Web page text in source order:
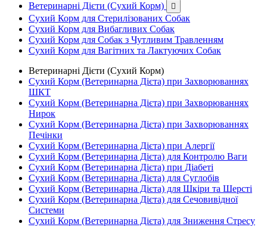
Ветеринарні Дієти (Сухий Корм)

Сухий Корм для Стерилізованих Собак
Сухий Корм для Вибагливих Собак
Сухий Корм для Собак з Чутливим Травленням
Сухий Корм для Вагітних та Лактуючих Собак
Ветеринарні Дієти (Сухий Корм)
Сухий Корм (Ветеринарна Дієта) при Захворюваннях
ШКТ
Сухий Корм (Ветеринарна Дієта) при Захворюваннях
Нирок
Сухий Корм (Ветеринарна Дієта) при Захворюваннях
Печінки
Сухий Корм (Ветеринарна Дієта) при Алергії
Сухий Корм (Ветеринарна Дієта) для Контролю Ваги
Сухий Корм (Ветеринарна Дієта) при Діабеті
Сухий Корм (Ветеринарна Дієта) для Суглобів
Сухий Корм (Ветеринарна Дієта) для Шкіри та Шерсті
Сухий Корм (Ветеринарна Дієта) для Сечовивідної
Системи
Сухий Корм (Ветеринарна Дієта) для Зниження Стресу